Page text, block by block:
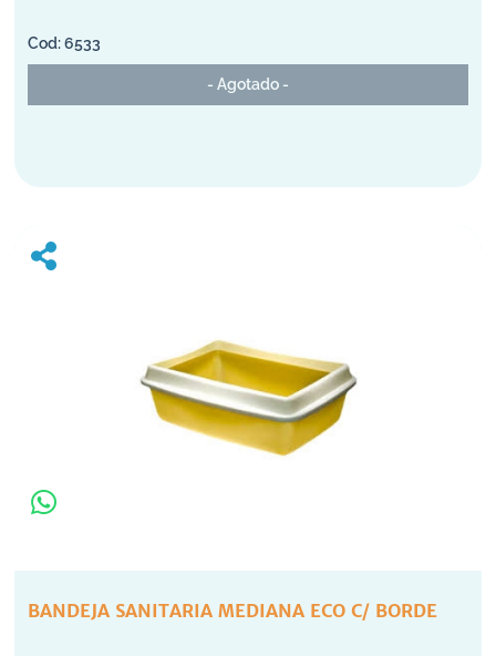
6533
- Agotado -
BANDEJA SANITARIA MEDIANA ECO C/ BORDE